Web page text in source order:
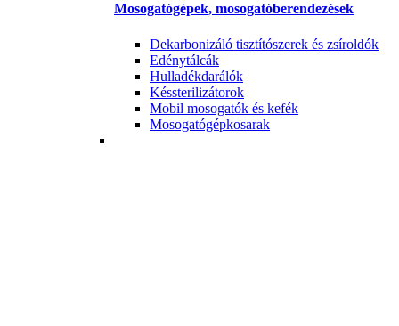
Mosogatógépek, mosogatóberendezések
Dekarbonizáló tisztítószerek és zsíroldók
Edénytálcák
Hulladékdarálók
Késsterilizátorok
Mobil mosogatók és kefék
Mosogatógépkosarak